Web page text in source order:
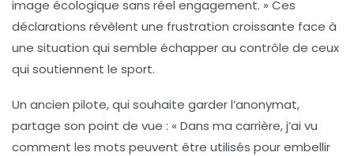
image écologique sans réel engagement. » Ces
déclarations révèlent une frustration croissante face à
une situation qui semble échapper au contrôle de ceux
qui soutiennent le sport.
Un ancien pilote, qui souhaite garder l’anonymat,
partage son point de vue : « Dans ma carrière, j’ai vu
comment les mots peuvent être utilisés pour embellir